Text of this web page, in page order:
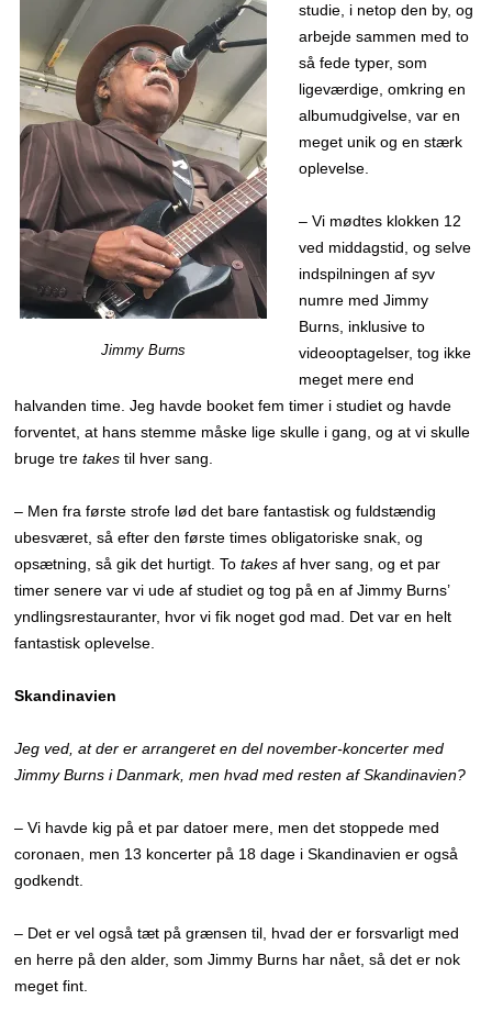
Jimmy Burns
studie, i netop den by, og
arbejde sammen med to
så fede typer, som
ligeværdige, omkring en
albumudgivelse, var en
meget unik og en stærk
oplevelse.
– Vi mødtes klokken 12
ved middagstid, og selve
indspilningen af syv
numre med Jimmy
Burns, inklusive to
videooptagelser, tog ikke
meget mere end
halvanden time. Jeg havde booket fem timer i studiet og havde
forventet, at hans stemme måske lige skulle i gang, og at vi skulle
bruge tretakes til hver sang.
– Men fra første strofe lød det bare fantastisk og fuldstændig
ubesværet, så efter den første times obligatoriske snak, og
opsætning, så gik det hurtigt. Totakes af hver sang, og et par
timer senere var vi ude af studiet og tog på en af Jimmy Burns’
yndlingsrestauranter, hvor vi fik noget god mad. Det var en helt
fantastisk oplevelse.
Skandinavien
Jeg ved, at der er arrangeret en del november-koncerter med
Jimmy Burns i Danmark, men hvad med resten af Skandinavien?
– Vi havde kig på et par datoer mere, men det stoppede med
coronaen, men 13 koncerter på 18 dage i Skandinavien er også
godkendt.
– Det er vel også tæt på grænsen til, hvad der er forsvarligt med
en herre på den alder, som Jimmy Burns har nået, så det er nok
meget fint.